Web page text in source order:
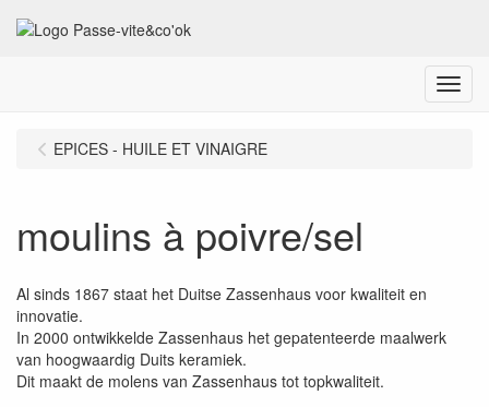
Menu
EPICES - HUILE ET VINAIGRE
moulins à poivre/sel
Al sinds 1867 staat het Duitse Zassenhaus voor kwaliteit en
innovatie.
In 2000 ontwikkelde Zassenhaus het gepatenteerde maalwerk
van hoogwaardig Duits keramiek.
Dit maakt de molens van Zassenhaus tot topkwaliteit.